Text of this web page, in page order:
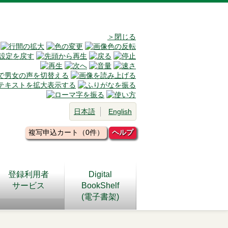
＞閉じる
日本語 English
複写申込カート（0件） ヘルプ
登録利用者
サービス
Digital
BookShelf
(電子書架)